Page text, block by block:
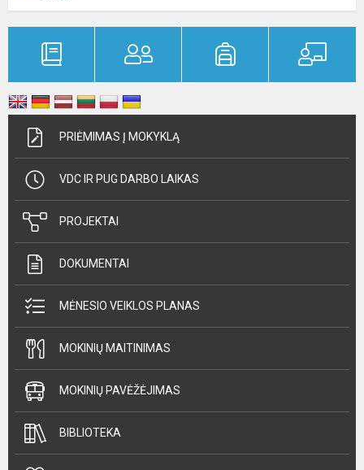
PRIĖMIMAS Į MOKYKLĄ
VDC IR PUG DARBO LAIKAS
PROJEKTAI
DOKUMENTAI
MĖNESIO VEIKLOS PLANAS
MOKINIŲ MAITINIMAS
MOKINIŲ PAVĖŽĖJIMAS
BIBLIOTEKA